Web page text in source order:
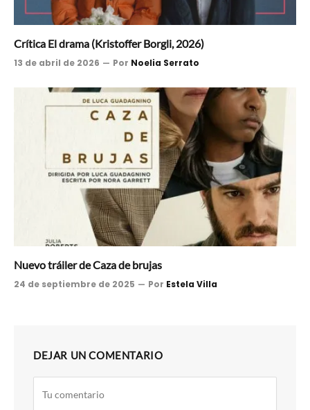
Crítica El drama (Kristoffer Borgli, 2026)
13 de abril de 2026 Por Noelia Serrato
Nuevo tráiler de Caza de brujas
24 de septiembre de 2025 Por Estela Villa
DEJAR UN COMENTARIO